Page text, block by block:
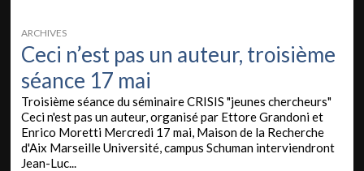
ARCHIVES
Ceci n’est pas un auteur, troisième
séance 17 mai
Troisième séance du séminaire CRISIS "jeunes chercheurs"
Ceci n'est pas un auteur, organisé par Ettore Grandoni et
Enrico Moretti Mercredi 17 mai, Maison de la Recherche
d'Aix Marseille Université, campus Schuman interviendront
Jean-Luc...